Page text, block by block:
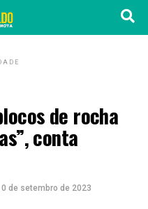
de rocha
conta
de setembro de 2023